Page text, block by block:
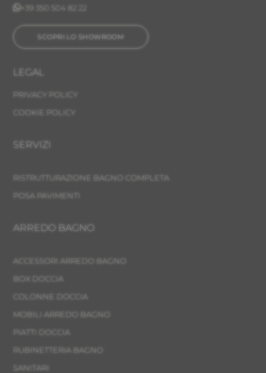
+39 350 504 82 22
SCOPRI LO SHOWROOM
LEGAL
PRIVACY POLICY
COOKIE POLICY
SERVIZI
RISTRUTTURAZIONE BAGNO COMPLETA
POSA PAVIMENTI
ARREDO BAGNO
ACCESSORI ARREDO BAGNO
BOX DOCCIA
COLONNE DOCCIA
MOBILI ARREDO BAGNO
PIATTI DOCCIA
RUBINETTERIA BAGNO
SANITARI